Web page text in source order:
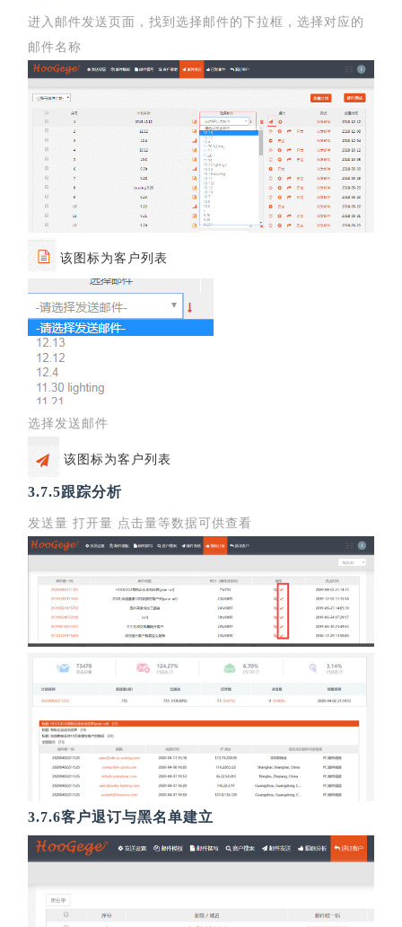
进入邮件发送页面，找到选择邮件的下拉框，选择对应的
邮件名称
该图标为客户列表
选择发送邮件
该图标为客户列表
3.7.5跟踪分析
发送量 打开量 点击量等数据可供查看
3.7.6客户退订与黑名单建立